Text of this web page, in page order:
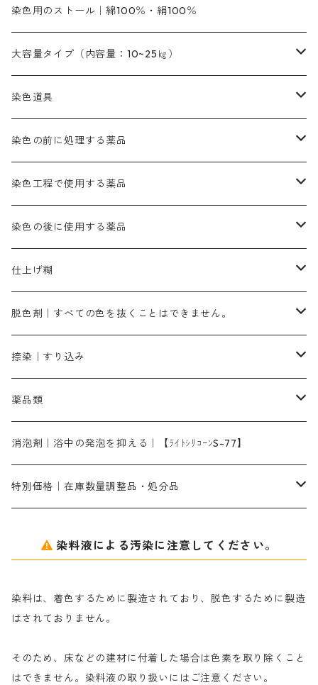
緑色系
茶色系
染料一覧ー100g入り
染料一覧ー500g入り
緑色系
茶色系
灰色系
黒色系
1kg
茶色｜20g入りのみ公開
灰色｜20g入りのみ公開
黒色
エロー ＭＧＲ｜明るい緑みの黄色
オレンヂMG｜黄みの橙色
オレンヂMGD（定番の色合い）
赤色系
レットMFB｜赤色（定番の色合い）
レットMG｜黄みの朱色
ピンクMB｜ピンク色
ローズMB｜鮮やかなピンク色）
青色系
ネビーブルーMB（定番の色合い）
ブルーMB（定番の色合い）
スカイブルーMG｜緑みの空色
ターキスブルーHNG｜緑みの空色
紫色系
バイオレットMFB
緑色系
ダークグリンMG（定番の色合い）
グリーンMB｜緑色
茶色系
ダークブロンMFB｜こげ茶色
ブロンHNR｜こげ茶色
黒色系
ブラックMK（赤みの黒色）
ブラックMG（青みの黒色）
白色系（定番の色合い）
ネオホワイトR
群青
黒色｜在庫処分特価
緑色｜在庫処分特価
茶色｜在庫処分特価
カッチ｜茶系
霧島産・晩秋茶｜黄金色（赤みの黄色）｜準備中
アルミ媒染剤
鉄媒染剤
ソーダ灰｜アルカリ性のPH調整剤
藍染
ぶどう糖
ハイドロサルファイトコンク
染色用途のハンカチ・バンダナ
45cm×45cm（ハンカチ）｜端の始末も綿糸｜タグなし
54cm×54cm（バンダナ）｜端の始末も綿糸｜タグなし
ビスマークブロンB｜赤茶色
塩基性エロ―｜液体タイプ
ローダミンB｜赤紫色｜マゼンダ色
オリジナル染料｜スス竹色｜ミキセットファストブロンGR
インディゴピュア
アルカリ剤
ハイドロサルファイトコンク
酸性剤
45cm×45cm（ハンカチ）｜端の始末も綿糸｜タグなし
54cm×54cm（バンダナ）｜端の始末も綿糸｜タグなし
染色用のストール｜綿100％・絹100％
大容量タイプ（内容量：10~25㎏）
芒硝｜綿の染色時の吸収促進剤
ソーダ灰｜アルカリ性のPH調整剤
硫酸第一鉄｜鉄媒染剤
染色道具
刷毛
摺込み刷毛（スリコミハケ）ー夏毛（硬いタイプ）
摺込み刷毛（スリコミハケ）ー冬毛（柔らかいタイプ）
片羽刷毛
ローケツ筆
ローケツ用筆｜1本～販売
ローケツ用筆ー10%off｜20本セットお取り寄せ品
洋型紙（9番手｜中薄口、10番手｜中厚口）
有償サンプル品｜約20cm×27cm
洋型紙9番手｜中薄口｜約54cm×110cm
張木｜入荷待ち
伸子
型洗いブラシ
染色の前に処理する薬品
精練剤｜汚れ落とし剤｜針状マルセル石鹸
糊落とし剤｜ソルベンCA
濃染処理剤｜ソルバックスPS－900
染色工程で使用する薬品
染料の吸収促進剤
酢酸｜絹・羊毛・ナイロンに使用する
芒硝｜綿・麻の染色に使用する。
染料のムラ染め抑制剤（均染剤）
アゾリン200％｜綿・麻・絹・羊毛・ナイロンの染色
レオニールEHC｜反応染料用
染料の浸透剤
ソルバライトS-70｜各種繊維の浸し染めに使用可能
染料の定着向上剤
ライトフィックスAコンク｜綿・麻もしくは直接染料で染めた素材
シルクフィックス３A｜絹の染料定着向上剤
アルカリ剤｜反応染料用
ソーダ灰
染料溶解剤
セレナゾールPDN｜各種染料の染料溶解剤
染色の後に使用する薬品
ソーピング剤｜未定着の染料を除去すること
ネオポールB－300｜反応染料のソーピング剤
仕上げ剤｜柔軟・平滑剤
白場汚染防止剤
仕上げ糊
カルボキシメチルセルロース（CMC）
海藻系
たんぱく質系
化学糊（PVA）
防腐剤｜アルカリ性
脱色剤｜すべての色を抜くことはできません。
脱色剤
全体脱色｜ハイドロサルファイトコンク
部分脱色｜デグロリンSコンク
脱色助剤｜浸透・複色抑制剤
メイプロガムNP｜にじみ防止剤
アミラヂンD｜浸透・複色抑制剤
捺染｜すり込み
染料溶解剤｜染料の均一な浸透・吸着を補助する
捺染糊
メイプロガムNP（綿・麻・絹用｜直接・酸性・含金染料用）
白場汚染防止剤｜ソーピング剤｜水洗する際の再汚染防止剤
薬品類
ア行
カ行
ナ行
ハ行
消泡剤｜浴中の発泡を抑える｜【ﾗｲﾄｼﾘｺｰﾝS-77】
特別価格｜在庫数量調整品・処分品
粉末顔料
綿・麻を染める染料
染料液による汚染に注意してください。
染料は、着色するために製造されており、脱色するために製造
はされておりません。
そのため、床などの建材に付着した場合は色素を取り除くこと
はできません。染料液の取り扱いにはご注意ください。